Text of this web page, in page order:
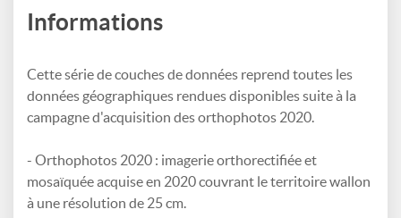
Informations
Cette série de couches de données reprend toutes les
données géographiques rendues disponibles suite à la
campagne d'acquisition des orthophotos 2020.
- Orthophotos 2020 : imagerie orthorectifiée et
mosaïquée acquise en 2020 couvrant le territoire wallon
à une résolution de 25 cm.